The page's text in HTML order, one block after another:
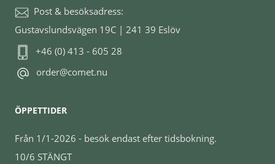
Post & besöksadress:
Gustavslundsvägen 19C | 241 39 Eslöv
+46 (0) 413 - 605 28
order@comet.nu
ÖPPETTIDER
Från 1/1-2026 - besök endast efter tidsbokning.
10/6 STÄNGT